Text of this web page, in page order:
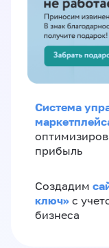
Система
прибыль
Создадим
ключ» с
бизнеса